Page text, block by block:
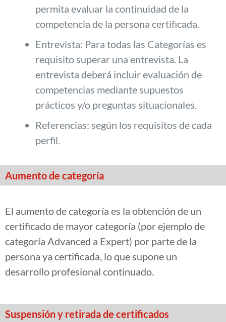
permita evaluar la continuidad de la
competencia de la persona certificada.
Entrevista: Para todas las Categorías es
requisito superar una entrevista. La
entrevista deberá incluir evaluación de
competencias mediante supuestos
prácticos y/o preguntas situacionales.
Referencias: según los requisitos de cada
perfil.
Aumento de categoría
El aumento de categoría es la obtención de un
certificado de mayor categoría (por ejemplo de
categoría Advanced a Expert) por parte de la
persona ya certificada, lo que supone un
desarrollo profesional continuado.
Suspensión y retirada de certificados